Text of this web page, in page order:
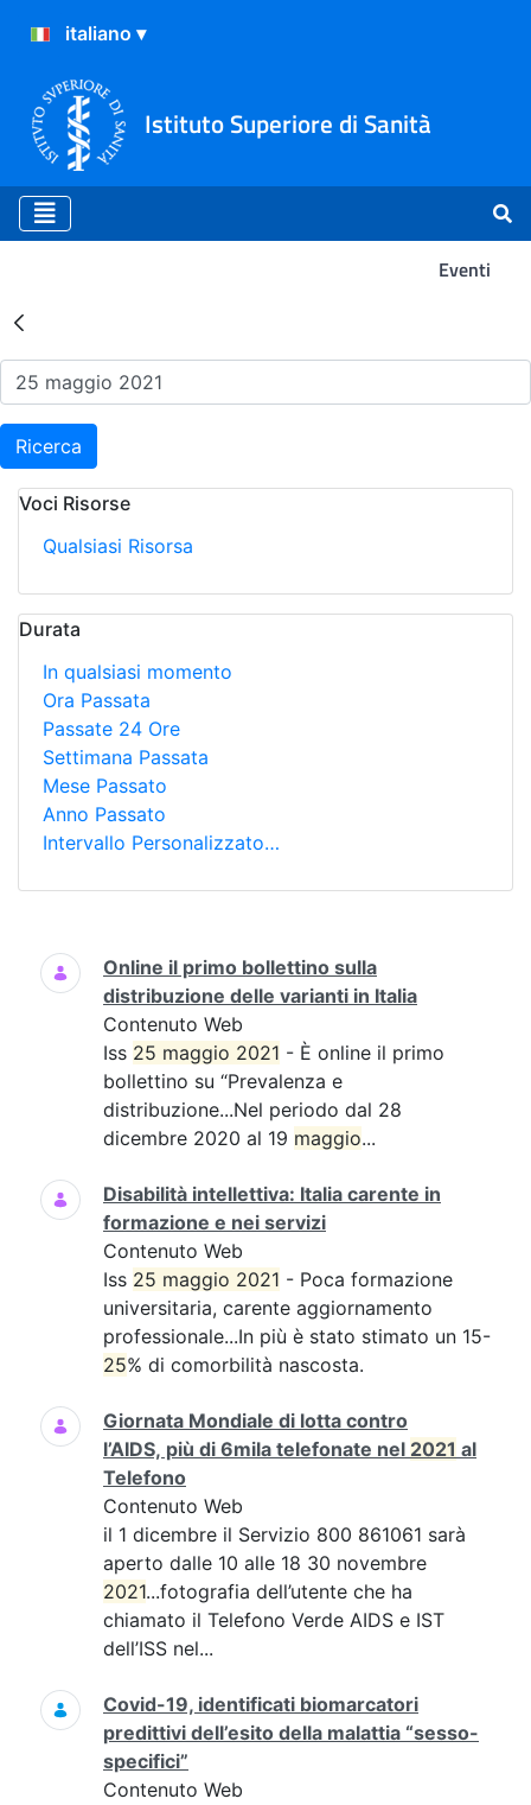
Istituto Superiore di Sanità
Eventi
Risultati della Ricerca -
Ricerca
Voci Risorse
Qualsiasi Risorsa
Durata
In qualsiasi momento
Ora Passata
Passate 24 Ore
Settimana Passata
Mese Passato
Anno Passato
Intervallo Personalizzato…
Ricerca
Online il primo bollettino sulla
distribuzione delle varianti in Italia
Contenuto Web
Iss 25 maggio 2021 - È online il primo
bollettino su “Prevalenza e
distribuzione...Nel periodo dal 28
dicembre 2020 al 19 maggio...
Disabilità intellettiva: Italia carente in
formazione e nei servizi
Contenuto Web
Iss 25 maggio 2021 - Poca formazione
universitaria, carente aggiornamento
professionale...In più è stato stimato un 15-
25% di comorbilità nascosta.
Giornata Mondiale di lotta contro
l’AIDS, più di 6mila telefonate nel 2021 al
Telefono
Contenuto Web
il 1 dicembre il Servizio 800 861061 sarà
aperto dalle 10 alle 18 30 novembre
2021...fotografia dell’utente che ha
chiamato il Telefono Verde AIDS e IST
dell’ISS nel...
Covid-19, identificati biomarcatori
predittivi dell’esito della malattia “sesso-
specifici”
Contenuto Web